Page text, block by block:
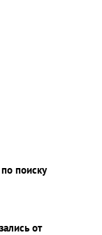
поиску
от